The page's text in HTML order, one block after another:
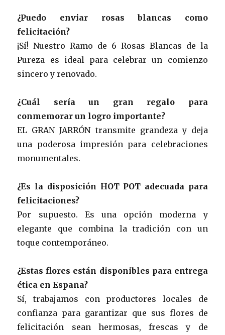
¿Puedo enviar rosas blancas como
felicitación?
¡Sí! Nuestro Ramo de 6 Rosas Blancas de la
Pureza es ideal para celebrar un comienzo
sincero y renovado.
¿Cuál sería un gran regalo para
conmemorar un logro importante?
EL GRAN JARRÓN transmite grandeza y deja
una poderosa impresión para celebraciones
monumentales.
¿Es la disposición HOT POT adecuada para
felicitaciones?
Por supuesto. Es una opción moderna y
elegante que combina la tradición con un
toque contemporáneo.
¿Estas flores están disponibles para entrega
ética en España?
Sí, trabajamos con productores locales de
confianza para garantizar que sus flores de
felicitación sean hermosas, frescas y de